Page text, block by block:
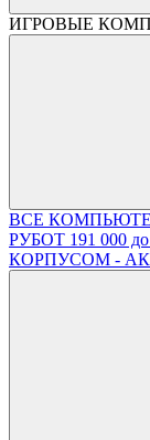
ИГРОВЫЕ
ВСЕ
РУБОТ 191 000
КОРПУСОМ -